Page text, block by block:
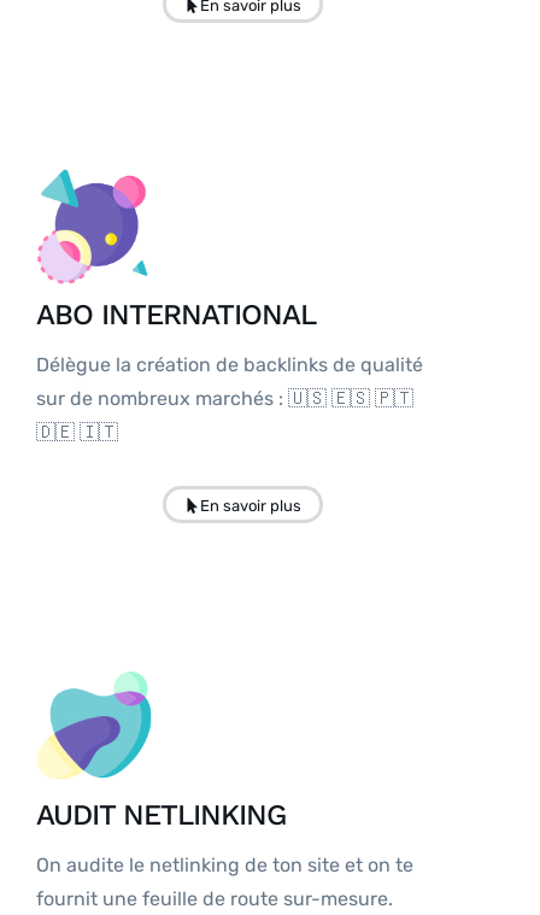
En savoir plus
ABO INTERNATIONAL
Délègue la création de backlinks de qualité
sur de nombreux marchés : 🇺🇸 🇪🇸 🇵🇹
🇩🇪 🇮🇹
En savoir plus
AUDIT NETLINKING
On audite le netlinking de ton site et on te
fournit une feuille de route sur-mesure.